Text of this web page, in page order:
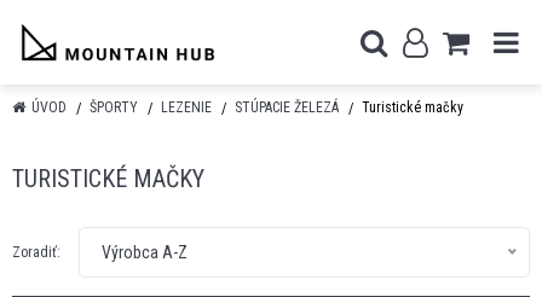
ÚVOD ŠPORTY LEZENIE STÚPACIE ŽELEZÁ Turistické mačky
TURISTICKÉ MAČKY
Zoradiť: Výrobca A-Z